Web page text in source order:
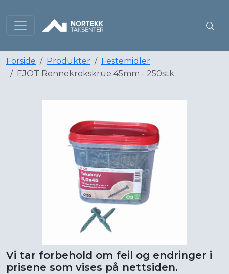
Forside Produkter
Festemidler
EJOT Rennekrokskrue 45mm - 250stk
Vi tar forbehold om feil og endringer i
prisene som vises på nettsiden.